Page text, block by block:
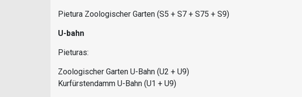
Pietura Zoologischer Garten (S5 + S7 + S75 + S9)
U-bahn
Pieturas:
Zoologischer Garten U-Bahn (U2 + U9)
Kurfürstendamm U-Bahn (U1 + U9)